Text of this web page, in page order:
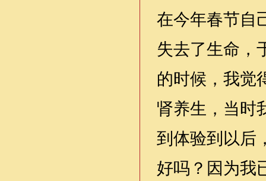
在今年春节自
失去了生命，
的时候，我觉
肾养生，当时
到体验到以后
好吗？因为我